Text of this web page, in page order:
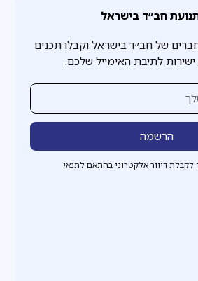
חב״ד בישראל
של חב״ד בישראל וקבלו תכנים
לתיבת האימייל שלכם.
דיוור אלקטרוני בהתאם לתנאי